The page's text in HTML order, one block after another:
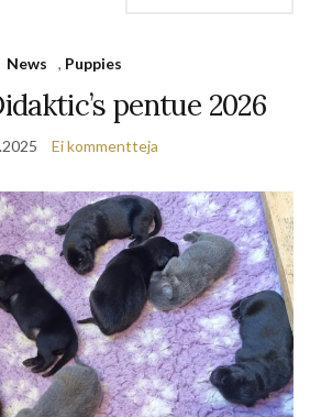
News , Puppies
pentue 2026
Ei kommentteja